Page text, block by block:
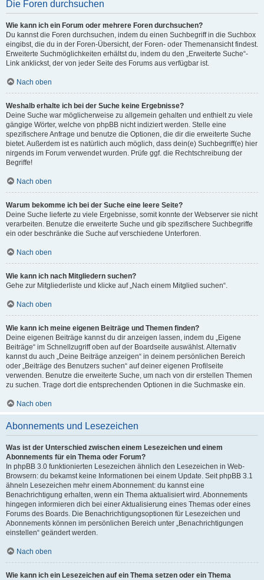
Die Foren durchsuchen
Wie kann ich ein Forum oder mehrere Foren durchsuchen?
Du kannst die Foren durchsuchen, indem du einen Suchbegriff in die Suchbox
eingibst, die du in der Foren-Übersicht, der Foren- oder Themenansicht findest.
Erweiterte Suchmöglichkeiten erhältst du, indem du den „Erweiterte Suche“-
Link anklickst, der von jeder Seite des Forums aus verfügbar ist.
Nach oben
Weshalb erhalte ich bei der Suche keine Ergebnisse?
Deine Suche war möglicherweise zu allgemein gehalten und enthielt zu viele
gängige Wörter, welche von phpBB nicht indiziert werden. Stelle eine
spezifischere Anfrage und benutze die Optionen, die dir die erweiterte Suche
bietet. Außerdem ist es natürlich auch möglich, dass dein(e) Suchbegriff(e) hier
nirgends im Forum verwendet wurden. Prüfe ggf. die Rechtschreibung der
Begriffe!
Nach oben
Warum bekomme ich bei der Suche eine leere Seite?
Deine Suche lieferte zu viele Ergebnisse, somit konnte der Webserver sie nicht
verarbeiten. Benutze die erweiterte Suche und gib spezifischere Suchbegriffe
ein oder beschränke die Suche auf verschiedene Unterforen.
Nach oben
Wie kann ich nach Mitgliedern suchen?
Gehe zur Mitgliederliste und klicke auf „Nach einem Mitglied suchen“.
Nach oben
Wie kann ich meine eigenen Beiträge und Themen finden?
Deine eigenen Beiträge kannst du dir anzeigen lassen, indem du „Eigene
Beiträge“ im Schnellzugriff oben auf der Boardseite auswählst. Alternativ
kannst du auch „Deine Beiträge anzeigen“ in deinem persönlichen Bereich
oder „Beiträge des Benutzers suchen“ auf deiner eigenen Profilseite
verwenden. Benutze die erweiterte Suche, um nach von dir erstellen Themen
zu suchen. Trage dort die entsprechenden Optionen in die Suchmaske ein.
Nach oben
Abonnements und Lesezeichen
Was ist der Unterschied zwischen einem Lesezeichen und einem
Abonnements für ein Thema oder Forum?
In phpBB 3.0 funktionierten Lesezeichen ähnlich den Lesezeichen in Web-
Browsern: du bekamst keine Informationen bei einem Update. Seit phpBB 3.1
ähneln Lesezeichen mehr einem Abonnement: du kannst eine
Benachrichtigung erhalten, wenn ein Thema aktualisiert wird. Abonnements
hingegen informieren dich bei einer Aktualisierung eines Themas oder eines
Forums des Boards. Die Benachrichtigungsoptionen für Lesezeichen und
Abonnements können im persönlichen Bereich unter „Benachrichtigungen
einstellen“ geändert werden.
Nach oben
Wie kann ich ein Lesezeichen auf ein Thema setzen oder ein Thema